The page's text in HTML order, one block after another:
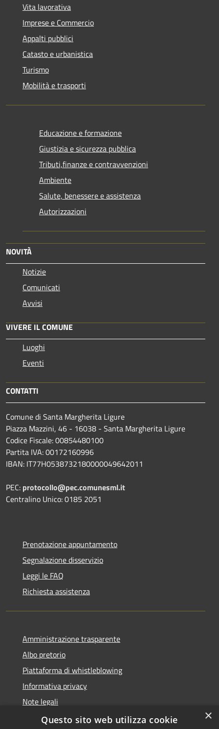
Vita lavorativa
Imprese e Commercio
Appalti pubblici
Catasto e urbanistica
Turismo
Mobilità e trasporti
Educazione e formazione
Giustizia e sicurezza pubblica
Tributi,finanze e contravvenzioni
Ambiente
Salute, benessere e assistenza
Autorizzazioni
NOVITÀ
Notizie
Comunicati
Avvisi
VIVERE IL COMUNE
Luoghi
Eventi
CONTATTI
Comune di Santa Margherita Ligure
Piazza Mazzini, 46 - 16038 - Santa Margherita Ligure
Codice Fiscale: 00854480100
Partita IVA: 00172160996
IBAN: IT77H0538732180000049642011
PEC: protocollo@pec.comunesml.it
Centralino Unico: 0185 2051
Prenotazione appuntamento
Segnalazione disservizio
Leggi le FAQ
Richiesta assistenza
Amministrazione trasparente
Albo pretorio
Piattaforma di whistleblowing
Informativa privacy
Note legali
Dichiarazione di accessibilità
×
Questo sito web utilizza cookie